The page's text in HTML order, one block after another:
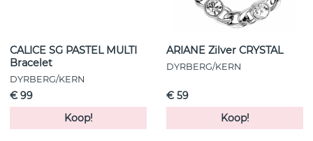
CALICE SG PASTEL MULTI
Bracelet
DYRBERG/KERN
€ 99
Koop!
ARIANE Zilver CRYSTAL
DYRBERG/KERN
€ 59
Koop!